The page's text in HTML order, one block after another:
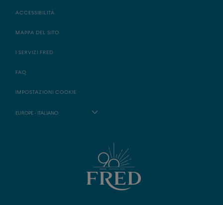
ACCESSIBILITÀ
MAPPA DEL SITO
I SERVIZI FRED
FAQ
IMPOSTAZIONI COOKIE
EUROPE - ITALIANO